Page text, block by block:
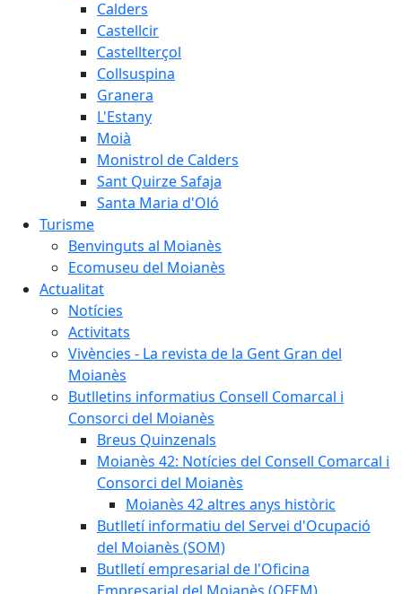
Calders
Castellcir
Castellterçol
Collsuspina
Granera
L'Estany
Moià
Monistrol de Calders
Sant Quirze Safaja
Santa Maria d'Oló
Turisme
Benvinguts al Moianès
Ecomuseu del Moianès
Actualitat
Notícies
Activitats
Vivències - La revista de la Gent Gran del
Moianès
Butlletins informatius Consell Comarcal i
Consorci del Moianès
Breus Quinzenals
Moianès 42: Notícies del Consell Comarcal i
Consorci del Moianès
Moianès 42 altres anys històric
Butlletí informatiu del Servei d'Ocupació
del Moianès (SOM)
Butlletí empresarial de l'Oficina